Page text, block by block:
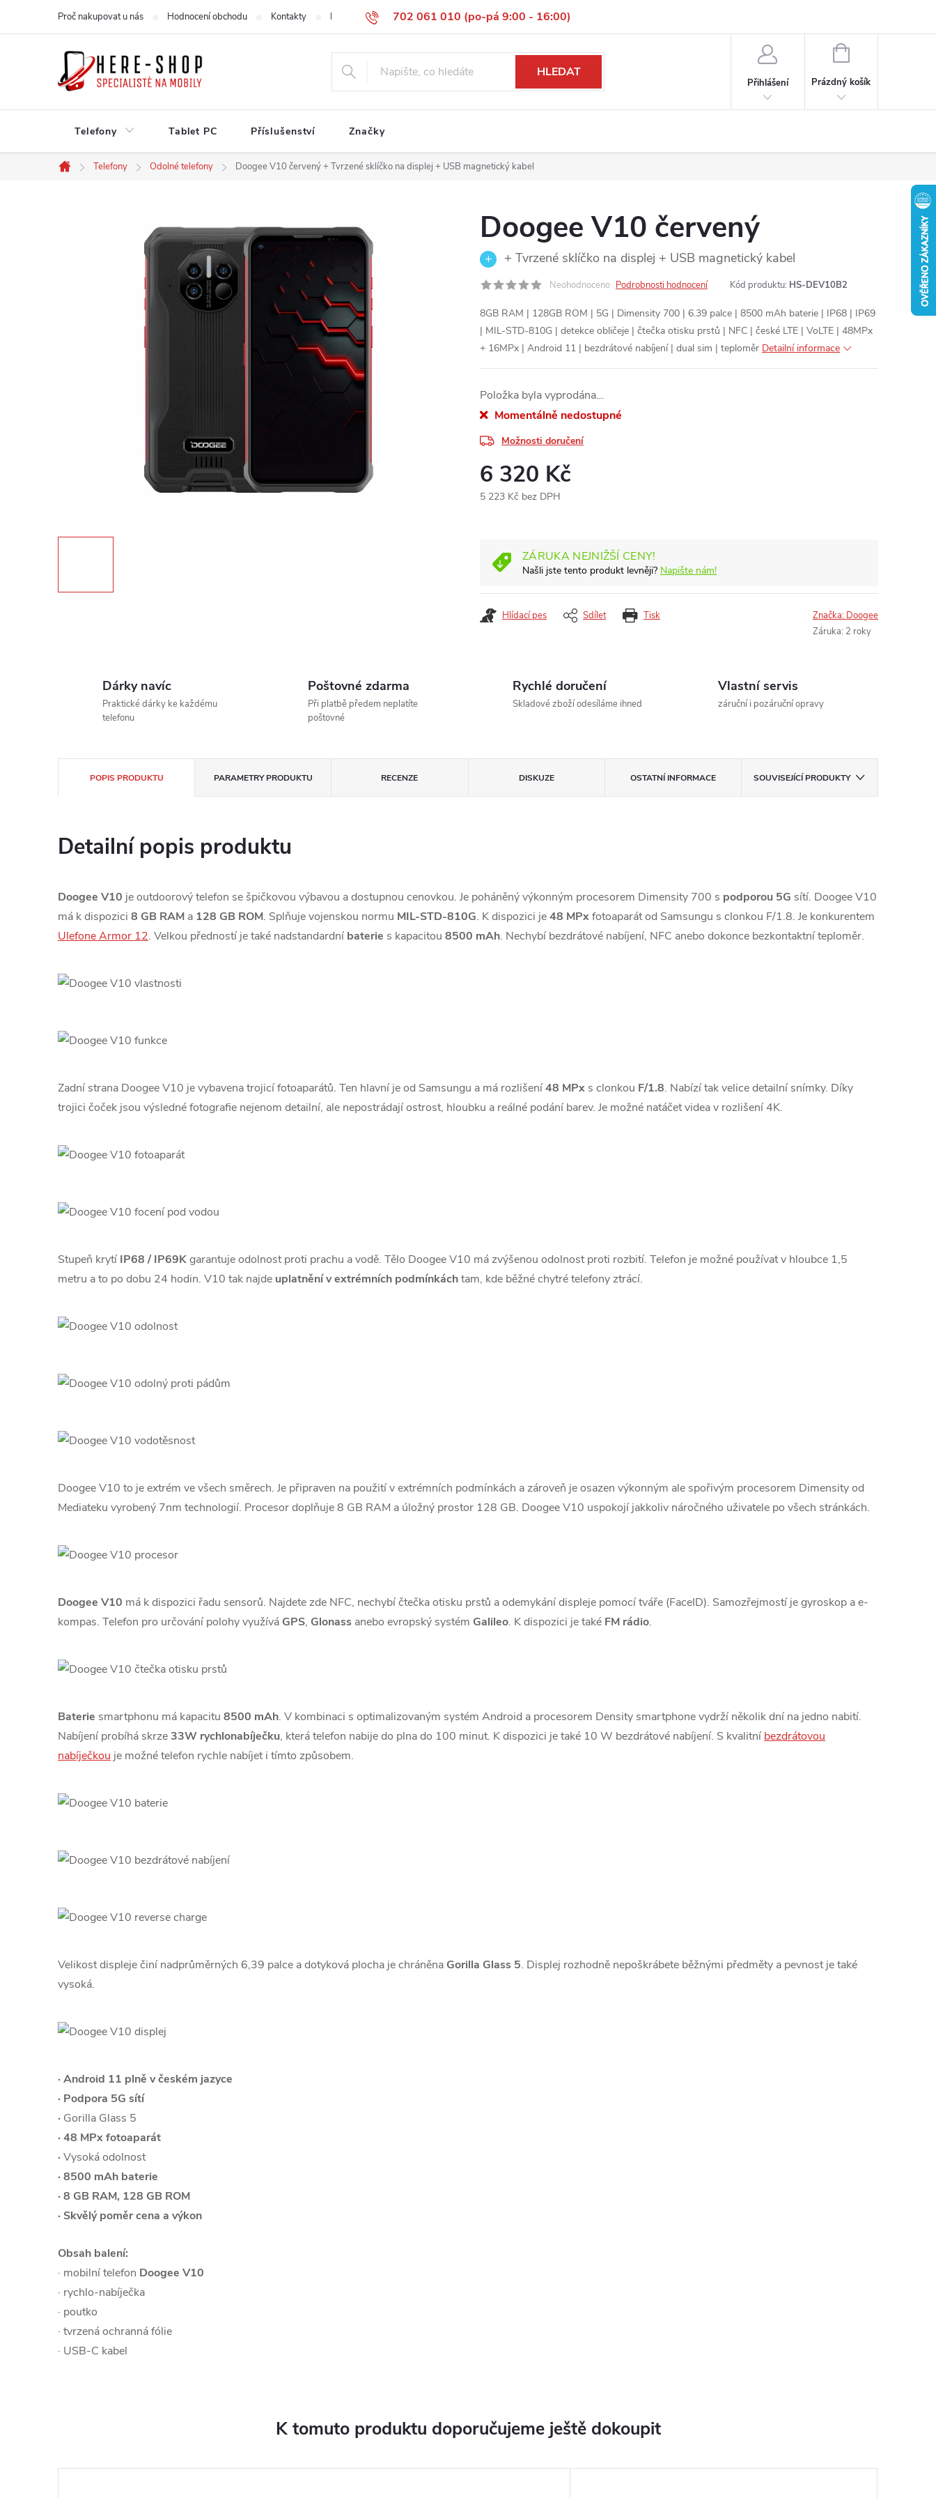
702 061 010 (po-pá 9:00 - 16:00)
Proč nakupovat u nás Hodnocení obchodu Kontakty Reklamace Vrácení zboží Obchodní podmínky
HLEDAT
Přihlášení
NÁKUPNÍ
Prázdný košík
Telefony Tablet PC Příslušenství Značky
Domů
Telefony Odolné telefony Doogee V10 červený+ Tvrzené sklíčko na displej + USB magnetický kabel
Doogee V10 červený
+ Tvrzené sklíčko na displej + USB magnetický kabel
Neohodnoceno Podrobnosti hodnocení Kód produktu: HS-DEV10B2
8GB RAM | 128GB ROM | 5G | Dimensity 700 | 6.39 palce | 8500 mAh baterie | IP68 | IP69
| MIL-STD-810G | detekce obličeje | čtečka otisku prstů | NFC | české LTE | VoLTE | 48MPx
+ 16MPx | Android 11 | bezdrátové nabíjení | dual sim | teploměr Detailní informace
Položka byla vyprodána…
Momentálně nedostupné
Možnosti doručení
6 320 Kč
5 223 Kč bez DPH
ZÁRUKA NEJNIŽŠÍ CENY!
Našli jste tento produkt levněji? Napište nám!
Tisk
Hlídací pes Sdílet Značka: Doogee
Záruka: 2 roky
Dárky navíc
Praktické dárky ke každému
telefonu
Poštovné zdarma
Při platbě předem neplatíte
poštovné
Rychlé doručení
Skladové zboží odesíláme ihned
Vlastní servis
záruční i pozáruční opravy
POPIS PRODUKTU PARAMETRY PRODUKTU RECENZE DISKUZE OSTATNÍ INFORMACE SOUVISEJÍCÍ PRODUKTY
Detailní popis produktu
Doogee V10 je outdoorový telefon se špičkovou výbavou a dostupnou cenovkou. Je poháněný výkonným procesorem Dimensity 700 s podporou 5G sítí. Doogee V10
má k dispozici 8 GB RAM a 128 GB ROM. Splňuje vojenskou normu MIL-STD-810G. K dispozici je48 MPxfotoaparát od Samsungu s clonkou F/1.8. Je konkurentem
Ulefone Armor 12. Velkou předností je také nadstandardní baterie s kapacitou 8500 mAh. Nechybí bezdrátové nabíjení, NFC anebo dokonce bezkontaktní teploměr.
Zadní strana Doogee V10 je vybavena trojicí fotoaparátů. Ten hlavní je od Samsungu a má rozlišení48 MPx s clonkou F/1.8. Nabízí tak velice detailní snímky. Díky
trojici čoček jsou výsledné fotografie nejenom detailní, ale nepostrádají ostrost, hloubku a reálné podání barev. Je možné natáčet videa v rozlišení 4K.
Stupeň krytí IP68 / IP69Kgarantuje odolnost proti prachu a vodě. Tělo Doogee V10 má zvýšenou odolnost proti rozbití. Telefon je možné používat v hloubce 1,5
metru a to po dobu 24 hodin. V10 tak najde uplatnění v extrémních podmínkáchtam, kde běžné chytré telefony ztrácí.
Doogee V10 to je extrém ve všech směrech. Je připraven na použití v extrémních podmínkách a zároveň je osazen výkonným ale spořivým procesorem Dimensity od
Mediateku vyrobený 7nm technologií. Procesor doplňuje 8 GB RAM a úložný prostor 128 GB. Doogee V10 uspokojí jakkoliv náročného uživatele po všech stránkách.
Doogee V10 má k dispozici řadu sensorů. Najdete zde NFC, nechybí čtečka otisku prstů a odemykání displeje pomocí tváře (FaceID). Samozřejmostí je gyroskop a e-
kompas. Telefon pro určování polohy využívá GPS, Glonass anebo evropský systém Galileo. K dispozici je také FM rádio.
Baterie smartphonu má kapacitu 8500 mAh. V kombinaci s optimalizovaným systém Android a procesorem Density smartphone vydrží několik dní na jedno nabití.
Nabíjení probíhá skrze33W rychlonabíječku, která telefon nabije do plna do 100 minut. K dispozici je také 10 W bezdrátové nabíjení. S kvalitní bezdrátovou
nabíječkou je možné telefon rychle nabíjet i tímto způsobem.
Velikost displeje činí nadprůměrných 6,39 palce a dotyková plocha je chráněna Gorilla Glass 5. Displej rozhodně nepoškrábete běžnými předměty a pevnost je také
vysoká.
· Android 11 plně v českém jazyce
· Podpora 5G sítí
· Gorilla Glass 5
· 48 MPx fotoaparát
· Vysoká odolnost
· 8500 mAh baterie
· 8 GB RAM, 128 GB ROM
· Skvělý poměr cena a výkon
Obsah balení:
· mobilní telefon Doogee V10
· rychlo-nabíječka
· poutko
· tvrzená ochranná fólie
· USB-C kabel
K tomuto produktu doporučujeme ještě dokoupit